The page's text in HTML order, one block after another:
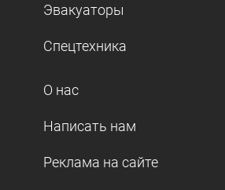
Эвакуаторы
Спецтехника
О нас
Написать нам
Реклама на сайте